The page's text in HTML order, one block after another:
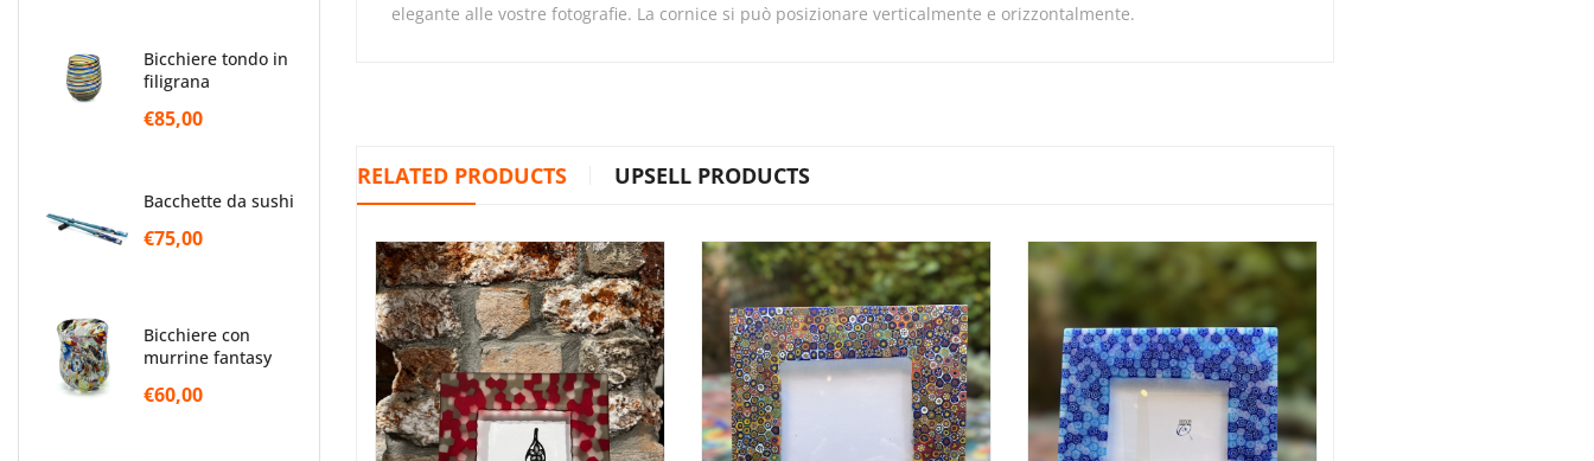
bicchiere tondo in
filigrana
€85,00
bacchette da sushi
€75,00
bicchiere con
murrine fantasy
€60,00
elegante alle vostre fotografie. La cornice si può posizionare verticalmente e orizzontalmente.
RELATED PRODUCTS UPSELL PRODUCTS